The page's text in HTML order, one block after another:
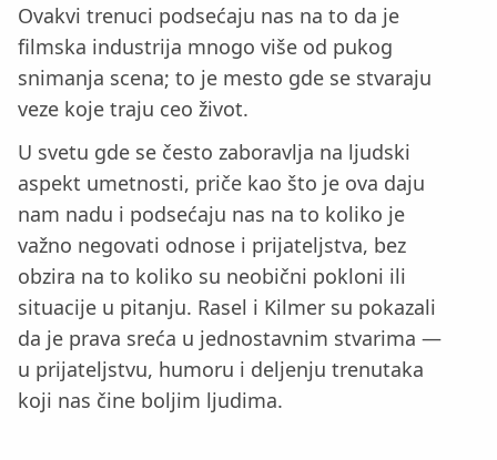
Ovakvi trenuci podsećaju nas na to da je
filmska industrija mnogo više od pukog
snimanja scena; to je mesto gde se stvaraju
veze koje traju ceo život.
U svetu gde se često zaboravlja na ljudski
aspekt umetnosti, priče kao što je ova daju
nam nadu i podsećaju nas na to koliko je
važno negovati odnose i prijateljstva, bez
obzira na to koliko su neobični pokloni ili
situacije u pitanju. Rasel i Kilmer su pokazali
da je prava sreća u jednostavnim stvarima —
u prijateljstvu, humoru i deljenju trenutaka
koji nas čine boljim ljudima.